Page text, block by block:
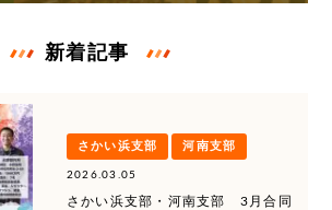
新着記事
さかい浜支部 河南支部
2026.03.05
さかい浜支部・河南支部 3月合同